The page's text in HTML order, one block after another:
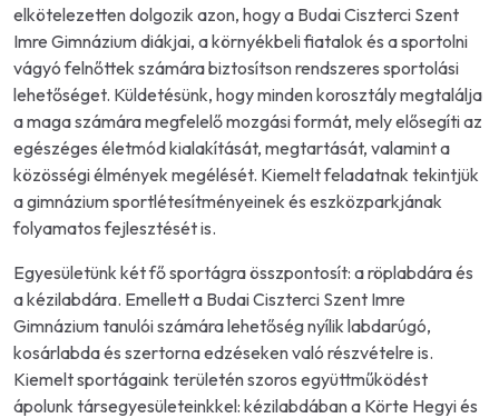
elkötelezetten dolgozik azon, hogy a Budai Ciszterci Szent
Imre Gimnázium diákjai, a környékbeli fiatalok és a sportolni
vágyó felnőttek számára biztosítson rendszeres sportolási
lehetőséget. Küldetésünk, hogy minden korosztály megtalálja
a maga számára megfelelő mozgási formát, mely elősegíti az
egészéges életmód kialakítását, megtartását, valamint a
közösségi élmények megélését. Kiemelt feladatnak tekintjük
a gimnázium sportlétesítményeinek és eszközparkjának
folyamatos fejlesztését is.
Egyesületünk két fő sportágra összpontosít: a röplabdára és
a kézilabdára. Emellett a Budai Ciszterci Szent Imre
Gimnázium tanulói számára lehetőség nyílik labdarúgó,
kosárlabda és szertorna edzéseken való részvételre is.
Kiemelt sportágaink területén szoros együttműködést
ápolunk társegyesületeinkkel: kézilabdában a Körte Hegyi és